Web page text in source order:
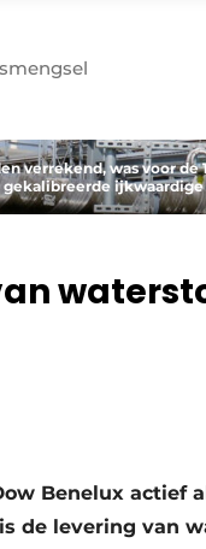
verrekend, was voor de
Benelux actief
de levering van